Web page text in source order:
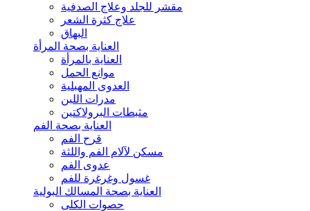
مقشر للجلد وعلاج الصدفية
علاج كثرة الشعر
البهاق
العناية بصحة المرأة
العناية بالمرأة
موانع الحمل
العدوى المهبلية
مدرات اللبن
مثبطات البرولاكتين
العناية بصحة الفم
قرح الفم
مسكن لآلام الفم واللثة
عدوى الفم
غسول وغرغرة للفم
العناية بصحة المسالك البولية
حصوات الكلى